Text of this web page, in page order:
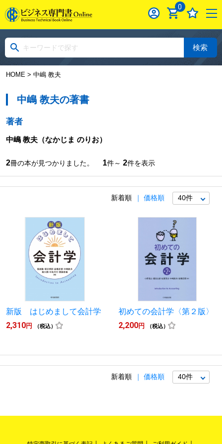
0
検索
HOME> 中嶋 教夫
中嶋 教夫の著書
著者
中嶋 教夫（なかじま のりお）
2冊の本が見つかりました。 1件～ 2件を表示
新着順 価格順
新版 はじめまして会計学
2,310円 （税込）
初めての会計学〈第２版〉
2,200円 （税込）
新着順 価格順